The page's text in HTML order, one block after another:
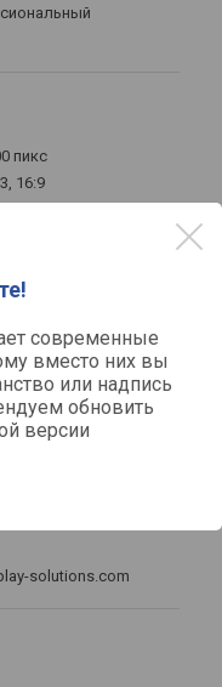
современные
вместо них вы
или надпись
обновить
версии
пикс
16:9
PJ-Link, поддержка
solutions.com